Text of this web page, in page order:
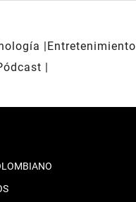
Entretenimiento